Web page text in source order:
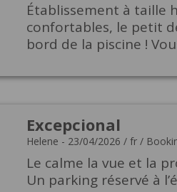
Établissement à taille
confortables, le petit
bord de la piscine !
Excepcional
Helene - 23/04/2026 / fr /
Le calme la vue et la
Un parking réservé à